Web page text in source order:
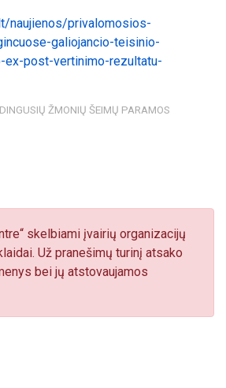
naujienos/privalomosios-
galiojancio-teisinio-
ex-post-vertinimo-rezultatu-
ŽMONIŲ ŠEIMŲ PARAMOS
skelbiami įvairių organizacijų
Už pranešimų turinį atsako
bei jų atstovaujamos